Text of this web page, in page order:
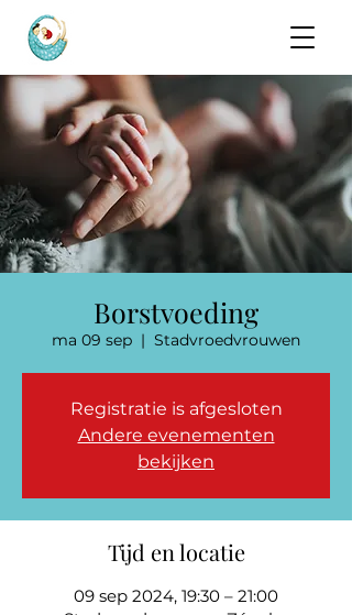
Borstvoeding
ma 09 sep
  |
Stadvroedvrouwen
Registratie is afgesloten
Andere evenementen
bekijken
Tijd en locatie
09 sep 2024, 19:30 – 21:00